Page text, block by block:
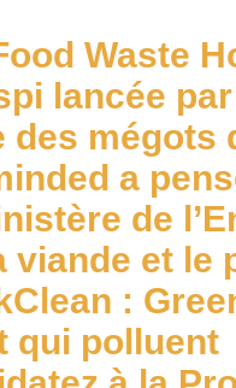
Waste
lancée
des mégots
a
de
viande et le
:
qui polluent